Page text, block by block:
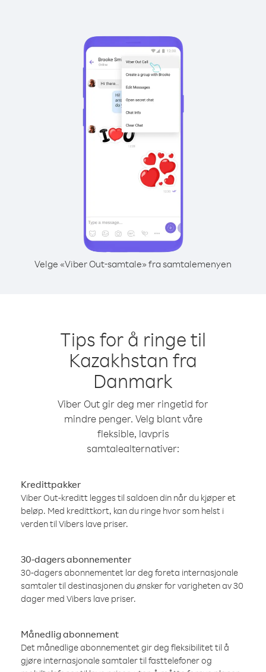
Velge «Viber Out-samtale» fra samtalemenyen
Tips for å ringe til
Kazakhstan fra
Danmark
Viber Out gir deg mer ringetid for
mindre penger. Velg blant våre
fleksible, lavpris
samtalealternativer:
Kredittpakker
Viber Out-kreditt legges til saldoen din når du kjøper et
beløp. Med kredittkort, kan du ringe hvor som helst i
verden til Vibers lave priser.
30-dagers abonnementer
30-dagers abonnementet lar deg foreta internasjonale
samtaler til destinasjonen du ønsker for varigheten av 30
dager med Vibers lave priser.
Månedlig abonnement
Det månedlige abonnementet gir deg fleksibilitet til å
gjøre internasjonale samtaler til fasttelefoner og